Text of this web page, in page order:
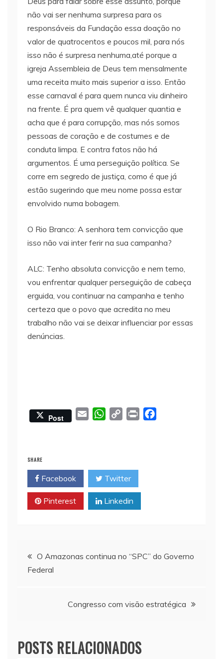
não vai ser nenhuma surpresa para os
responsáveis da Fundação essa doação no
valor de quatrocentos e poucos mil, para nós
isso não é surpresa nenhuma,até porque a
igreja Assembleia de Deus tem mensalmente
uma receita muito mais superior a isso. Então
esse carnaval é para quem nunca viu dinheiro
na frente. É pra quem vê qualquer quantia e
acha que é para corrupção, mas nós somos
pessoas de coração e de costumes e de
conduta limpa. E contra fatos não há
argumentos. É uma perseguição política. Se
corre em segredo de justiça, como é que já
estão sugerindo que meu nome possa estar
envolvido numa bobagem.
O Rio Branco: A senhora tem convicção que
isso não vai inter ferir na sua campanha?
ALC: Tenho absoluta convicção e nem temo,
vou enfrentar qualquer perseguição de cabeça
erguida, vou continuar na campanha e tenho
certeza que o povo que acredita no meu
trabalho não vai se deixar influenciar por essas
denúncias.
Post
W
A
p
p
i
n
k
SHARE
Facebook Twitter
Pinterest Linkedin
Navegação
de
O Amazonas continua no “SPC” do Governo
Federal
Congresso com visão estratégica
POSTS RELACIONADOS